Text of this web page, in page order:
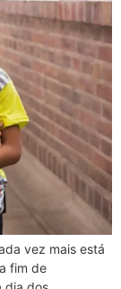
vez mais está
fim de